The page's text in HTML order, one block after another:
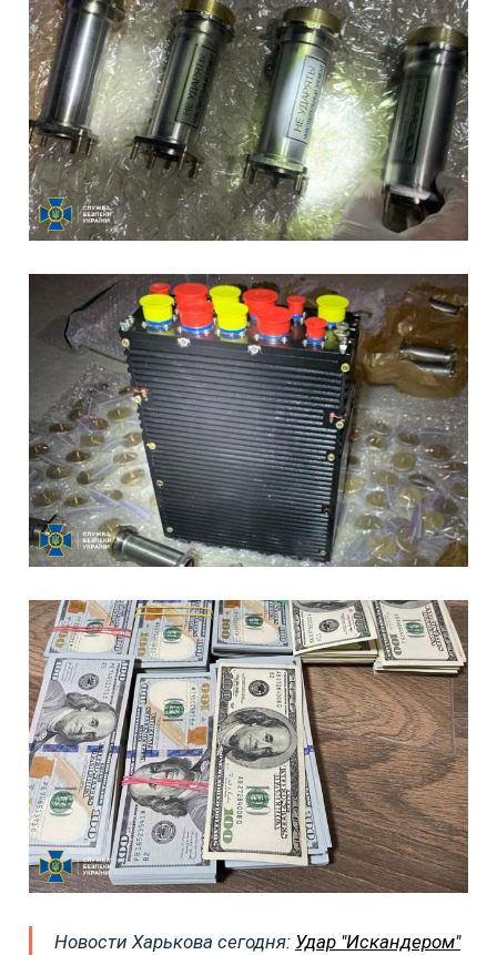
Новости Харькова сегодня: Удар "Искандером"